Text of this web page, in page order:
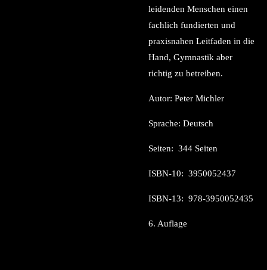
leidenden Menschen einen
fachlich fundierten und
praxisnahen Leitfaden in die
Hand, Gymnastik aber
richtig zu betreiben.
Autor: Peter Michler
Sprache: Deutsch
Seiten: ‎ 344 Seiten
ISBN-10: ‎ 3950052437
ISBN-13: ‎ 978-3950052435
6. Auflage